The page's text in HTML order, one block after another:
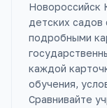
Новороссийск
детских садов
подробными
каждой
обучения,
Сравнивайте